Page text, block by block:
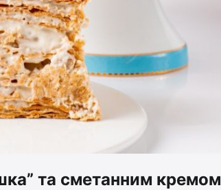
та сметанним кремом